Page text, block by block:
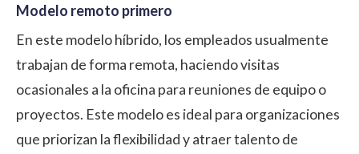
Modelo remoto primero
En este modelo híbrido, los empleados usualmente
trabajan de forma remota, haciendo visitas
ocasionales a la oficina para reuniones de equipo o
proyectos. Este modelo es ideal para organizaciones
que priorizan la flexibilidad y atraer talento de